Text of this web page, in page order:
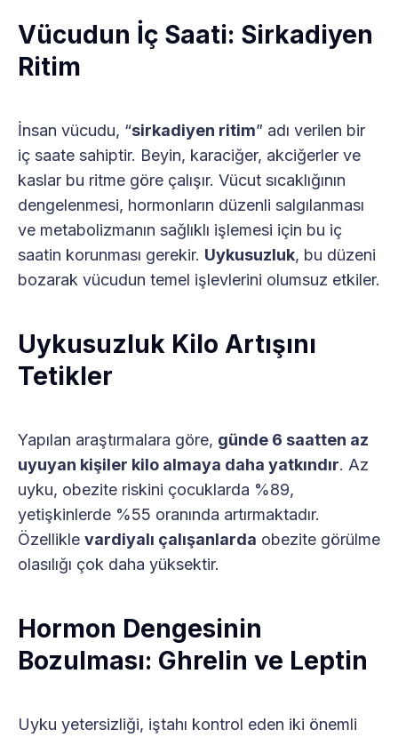
Vücudun İç Saati: Sirkadiyen
Ritim
İnsan vücudu, “sirkadiyen ritim” adı verilen bir
iç saate sahiptir. Beyin, karaciğer, akciğerler ve
kaslar bu ritme göre çalışır. Vücut sıcaklığının
dengelenmesi, hormonların düzenli salgılanması
ve metabolizmanın sağlıklı işlemesi için bu iç
saatin korunması gerekir. Uykusuzluk, bu düzeni
bozarak vücudun temel işlevlerini olumsuz etkiler.
Uykusuzluk Kilo Artışını
Tetikler
Yapılan araştırmalara göre, günde 6 saatten az
uyuyan kişiler kilo almaya daha yatkındır. Az
uyku, obezite riskini çocuklarda %89,
yetişkinlerde %55 oranında artırmaktadır.
Özellikle vardiyalı çalışanlarda obezite görülme
olasılığı çok daha yüksektir.
Hormon Dengesinin
Bozulması: Ghrelin ve Leptin
Uyku yetersizliği, iştahı kontrol eden iki önemli